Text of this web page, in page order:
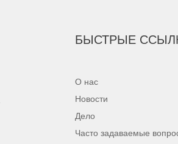
БЫСТРЫЕ
О нас
Новости
Дело
Часто задаваемые